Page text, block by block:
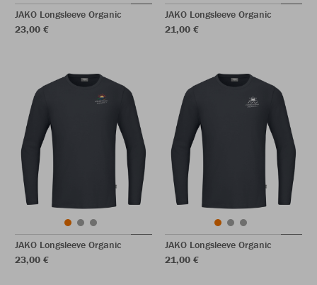
JAKO Longsleeve Organic
23,00 €
JAKO Longsleeve Organic
21,00 €
JAKO Longsleeve Organic
23,00 €
JAKO Longsleeve Organic
21,00 €